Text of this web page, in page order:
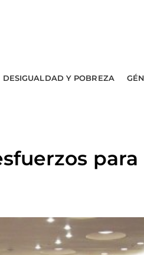
DESIGUALDAD Y POBREZA